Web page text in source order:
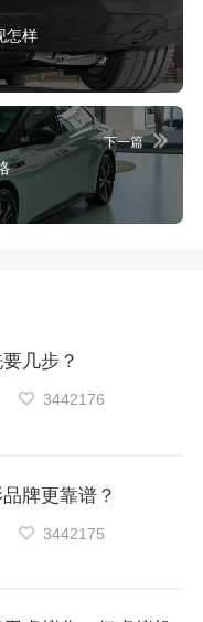
怎样
下一篇
几步？
3442176
牌更靠谱？
3442175